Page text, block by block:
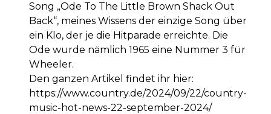
Song „Ode To The Little Brown Shack Out
Back“, meines Wissens der einzige Song über
ein Klo, der je die Hitparade erreichte. Die
Ode wurde nämlich 1965 eine Nummer 3 für
Wheeler.
Den ganzen Artikel findet ihr hier:
https://www.country.de/2024/09/22/country-
music-hot-news-22-september-2024/